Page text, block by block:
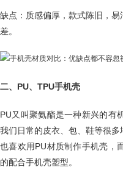
缺点：质感偏厚，款式陈旧，
差。
二、PU、TPU手机壳
PU又叫聚氨酯是一种新兴的有
我们日常的皮衣、包、鞋等很
也喜欢用PU材质制作手机壳，
的配合手机壳塑型。